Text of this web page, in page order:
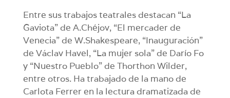
Entre sus trabajos teatrales destacan “La
Gaviota” de A.Chéjov, “El mercader de
Venecia” de W.Shakespeare, “Inauguración”
de Václav Havel, “La mujer sola” de Darío Fo
y “Nuestro Pueblo” de Thorthon Wilder,
entre otros. Ha trabajado de la mano de
Carlota Ferrer en la lectura dramatizada de